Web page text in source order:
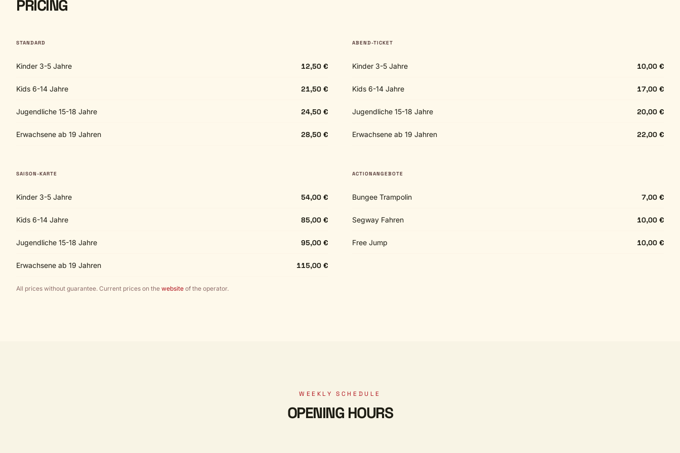
PRICING
STANDARD
Kinder 3-5 Jahre 12,50 €
Kids 6-14 Jahre 21,50 €
Jugendliche 15-18 Jahre 24,50 €
Erwachsene ab 19 Jahren 28,50 €
ABEND-TICKET
Kinder 3-5 Jahre 10,00 €
Kids 6-14 Jahre 17,00 €
Jugendliche 15-18 Jahre 20,00 €
Erwachsene ab 19 Jahren 22,00 €
SAISON-KARTE
Kinder 3-5 Jahre 54,00 €
Kids 6-14 Jahre 85,00 €
Jugendliche 15-18 Jahre 95,00 €
Erwachsene ab 19 Jahren 115,00 €
ACTIONANGEBOTE
Bungee Trampolin 7,00 €
Segway Fahren 10,00 €
Free Jump 10,00 €
All prices without guarantee. Current prices on the website of the operator.
WEEKLY SCHEDULE
OPENING HOURS